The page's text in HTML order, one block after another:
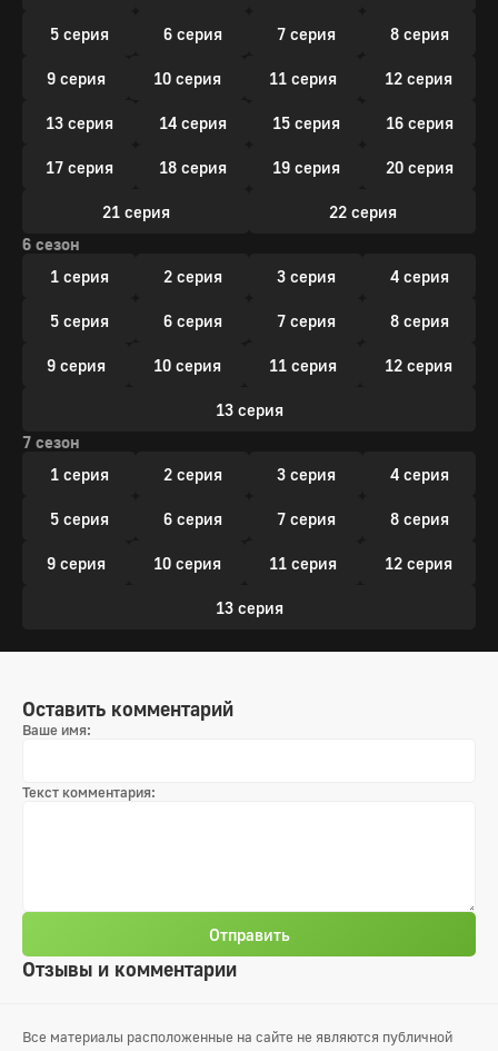
5 серия 6 серия 7 серия 8 серия
9 серия 10 серия 11 серия 12 серия
13 серия 14 серия 15 серия 16 серия
17 серия 18 серия 19 серия 20 серия
21 серия
22 серия
6 сезон
1 серия
2 серия 3 серия 4 серия
5 серия 6 серия 7 серия 8 серия
9 серия 10 серия 11 серия 12 серия
13 серия
7 сезон
1 серия
2 серия 3 серия 4 серия
5 серия 6 серия 7 серия 8 серия
9 серия 10 серия 11 серия 12 серия
13 серия
Отзывы и комментарии
Оставить комментарий
Ваше имя:
Текст комментария:
Отправить
Все материалы расположенные на сайте не являются публичной